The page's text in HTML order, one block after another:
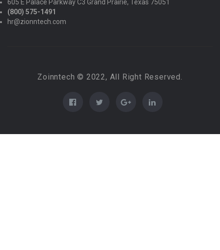
605 E Palace Parkway C3 Grand Prairie, Texas 75051
(800) 575-1491
hr@zionntech.com
Zoinntech © 2022, All Right Reserved.